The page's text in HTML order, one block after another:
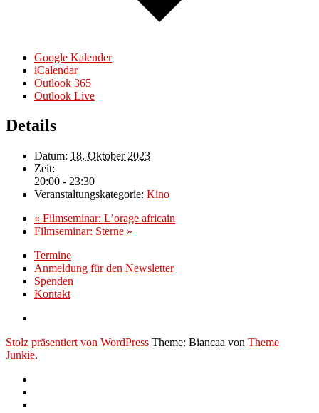
Google Kalender
iCalendar
Outlook 365
Outlook Live
Details
Datum: 18. Oktober 2023
Zeit:
20:00 - 23:30
Veranstaltungskategorie: Kino
« Filmseminar: L’orage africain
Filmseminar: Sterne »
Termine
Anmeldung für den Newsletter
Spenden
Kontakt
Stolz präsentiert von WordPress Theme: Biancaa von Theme
Junkie.